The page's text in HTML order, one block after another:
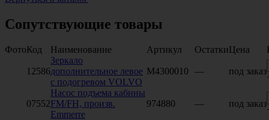
Сопутствующие товары
ФотоКод Наименование Артикул ОстаткиЦена
12586
Зеркало
дополнительное левое
с подогревом VOLVO
M4300010 — под заказ
07552
Насос подъема кабины
FM/FH, произв.
Emmerre
974880 — под заказ